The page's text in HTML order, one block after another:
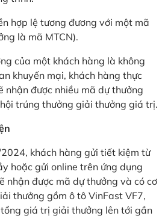
hợp lệ tương đương với một mã
là mã MTCN).
của một khách hàng là không
khuyến mại, khách hàng thực
nhận được nhiều mã dự thưởng
trúng thưởng giải thưởng giá trị.
khách hàng gửi tiết kiệm từ
hoặc gửi online trên ứng dụng
nhận được mã dự thưởng và có cơ
thưởng gồm ô tô VinFast VF7,
giá trị giải thưởng lên tới gần